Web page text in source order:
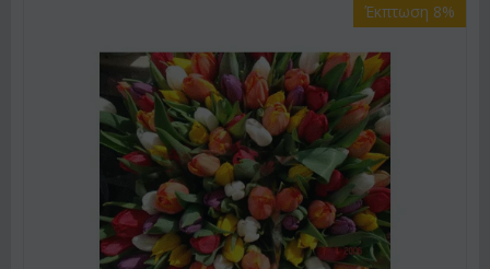
Έκπτωση 8%